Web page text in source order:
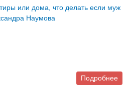
или дома, что делать если муж
Наумова
Подробнее